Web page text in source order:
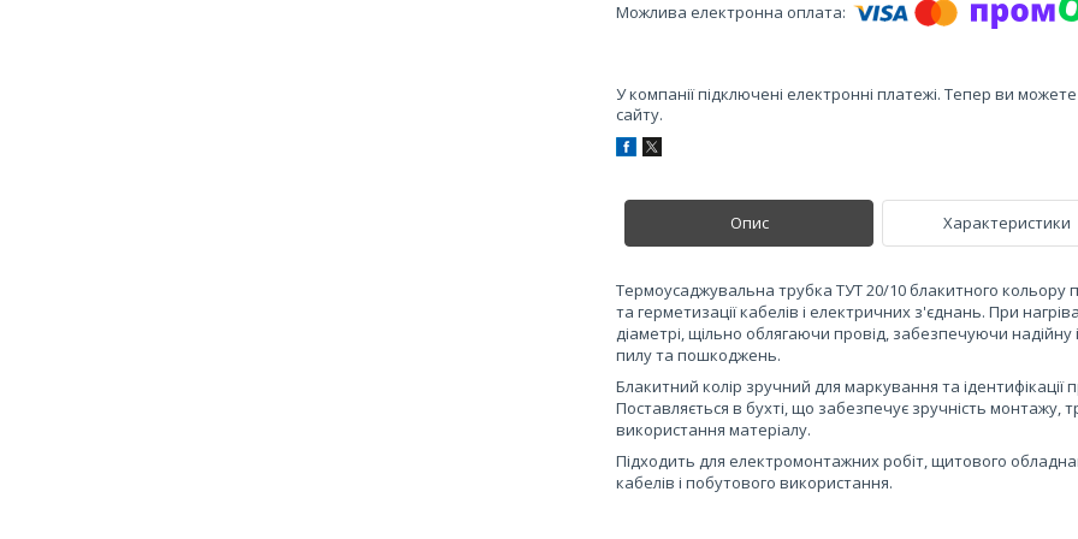
У компанії підключені електронні платежі. Тепер ви
сайту.
Опис Характеристики
Термоусаджувальна трубка ТУТ 20/10 блакитного кольору
та герметизації кабелів і електричних з'єднань. При
діаметрі, щільно облягаючи провід, забезпечуючи надійну
пилу та пошкоджень.
Блакитний колір зручний для маркування та
Поставляється в бухті, що забезпечує зручність монтажу,
використання матеріалу.
Підходить для електромонтажних робіт, щитового
кабелів і побутового використання.